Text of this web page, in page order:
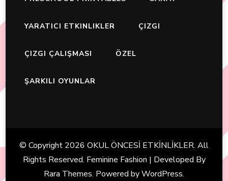
YARATICI ETKINLIKLER ÇIZGI
ÇIZGI ÇALIŞMASI ÖZEL
ŞARKILI OYUNLAR
© Copyright 2026 OKUL ÖNCESİ ETKİNLİKLER. All
Rights Reserved. Feminine Fashion | Developed By
Rara Themes. Powered byWordPress.